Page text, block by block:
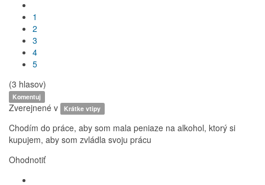
1
2
3
4
5
(3 hlasov)
Komentuj
Zverejnené v Krátke vtipy
Chodím do práce, aby som mala peniaze na alkohol, ktorý si
kupujem, aby som zvládla svoju prácu
Ohodnotiť